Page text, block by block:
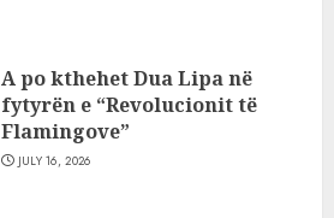
A po kthehet Dua Lipa në
fytyrën e “Revolucionit të
Flamingove”
JULY 16, 2026